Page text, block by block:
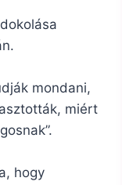
mondani,
miért
hogy